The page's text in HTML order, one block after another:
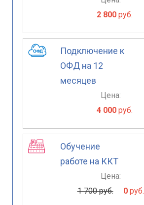
2 800руб.
Подключение к
ОФД на 12
месяцев
Цена:
4 000руб.
Обучение
работе на ККТ
Цена:
1 700 руб.
0руб.